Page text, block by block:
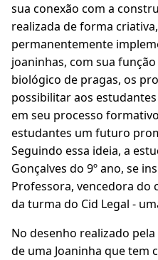
sua conexão com a
realizada de forma
permanentemente
joaninhas, com sua
biológico de pragas, os
possibilitar aos
em seu processo
estudantes um futuro
Seguindo essa ideia, a
Gonçalves do 9º ano, se
Professora, vencedora do
da turma do Cid Legal -
No desenho realizado
de uma Joaninha que tem